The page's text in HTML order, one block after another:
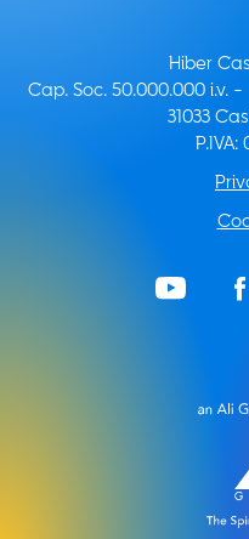
Hiber
Cap. Soc. 50.000.000 i.v.
31033
P.IVA: